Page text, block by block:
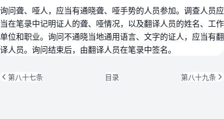
询问聋、哑人，应当有通晓聋、哑手势的人员参加。调查人员应
当在笔录中记明证人的聋、哑情况，以及翻译人员的姓名、工作
单位和职业。询问不通晓当地通用语言、文字的证人，应当有翻
译人员。询问结束后，由翻译人员在笔录中签名。
第八十七条 目录 第八十九条